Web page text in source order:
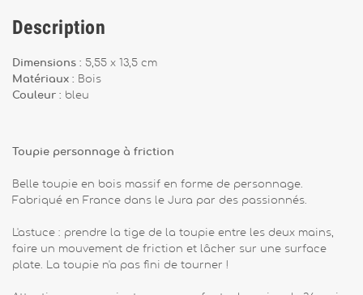
Description
Dimensions : 5,55 x 13,5 cm
Matériaux : Bois
Couleur : bleu
Toupie personnage à friction
Belle toupie en bois massif en forme de personnage.
Fabriqué en France dans le Jura par des passionnés.
L'astuce : prendre la tige de la toupie entre les deux mains,
faire un mouvement de friction et lâcher sur une surface
plate. La toupie n'a pas fini de tourner !